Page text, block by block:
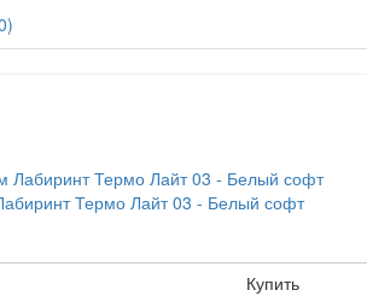
Термо Лайт 03 - Белый софт
Купить